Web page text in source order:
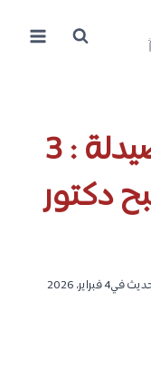
مراحل دراسة الصيدلة : 3
دكتور
في4 فبراير، 2026